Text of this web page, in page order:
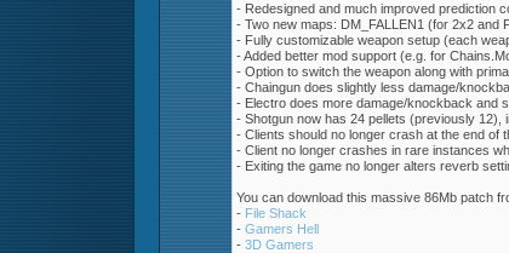
- Redesigned and much improved prediction
- Two new maps: DM_FALLEN1 (for 2x2 and
- Fully customizable weapon setup (each
- Added better mod support (e.g. for
- Option to switch the weapon along with
- Chaingun does slightly less damage/
- Electro does more damage/knockback and
- Shotgun now has 24 pellets (previously 12),
- Clients should no longer crash at the end of
- Client no longer crashes in rare instances
- Exiting the game no longer alters reverb
You can download this massive 86Mb patch
- File Shack
- Gamers Hell
- 3D Gamers